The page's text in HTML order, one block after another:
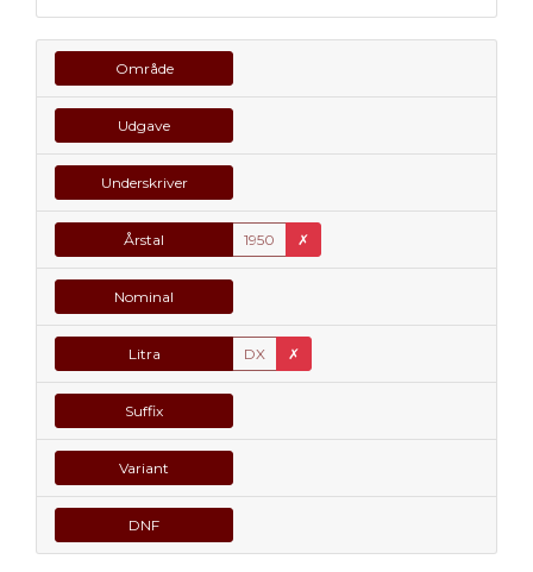
Område
Udgave
Underskriver
Årstal 1950 ✗
Nominal
Litra DX ✗
Suffix
Variant
DNF